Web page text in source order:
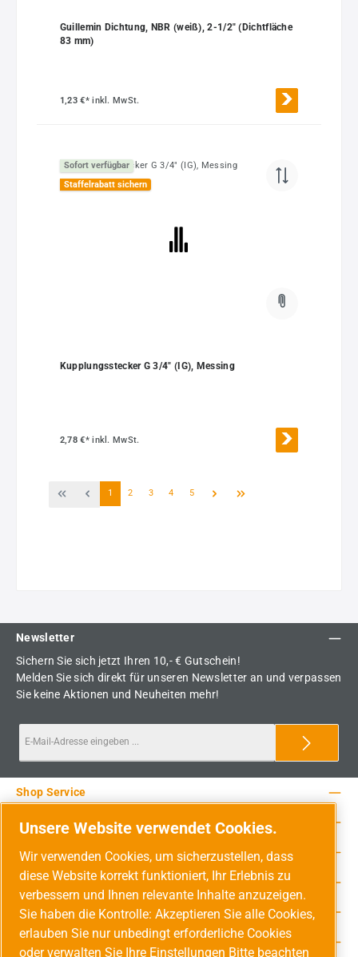
Guillemin Dichtung, NBR (weiß), 2-1/2" (Dichtfläche
83 mm)
1,23 €*inkl. MwSt.
Sofort verfügbar
Staffelrabatt sichern
Kupplungsstecker G 3/4" (IG), Messing
2,78 €*inkl. MwSt.
Seite
1 Seite
2 Seite
3 Seite
4 Seite
5
Newsletter
Sichern Sie sich jetzt Ihren 10,- € Gutschein!
Melden Sie sich direkt für unseren Newsletter an und verpassen
Sie keine Aktionen und Neuheiten mehr!
Service-Hotline
Shop Service
Rechtliche Hinweise
Unsere Vorteile
Versandarten
Zahlungsarten
Unsere Website verwendet Cookies.
Wir verwenden Cookies, um sicherzustellen, dass
diese Website korrekt funktioniert, Ihr Erlebnis zu
verbessern und Ihnen relevante Inhalte anzuzeigen.
Sie haben die Kontrolle: Akzeptieren Sie alle Cookies,
erlauben Sie nur unbedingt erforderliche Cookies
oder verwalten Sie Ihre Einstellungen Bitte beachten